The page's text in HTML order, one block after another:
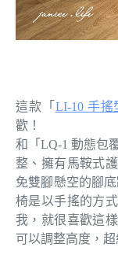
這款「 LI-10 手搖
歡！
和「LQ-1 動態包
整、擁有馬鞍式
免雙腳懸空的腳
椅是以手搖的方
我，就很喜歡這
可以調整高度，超